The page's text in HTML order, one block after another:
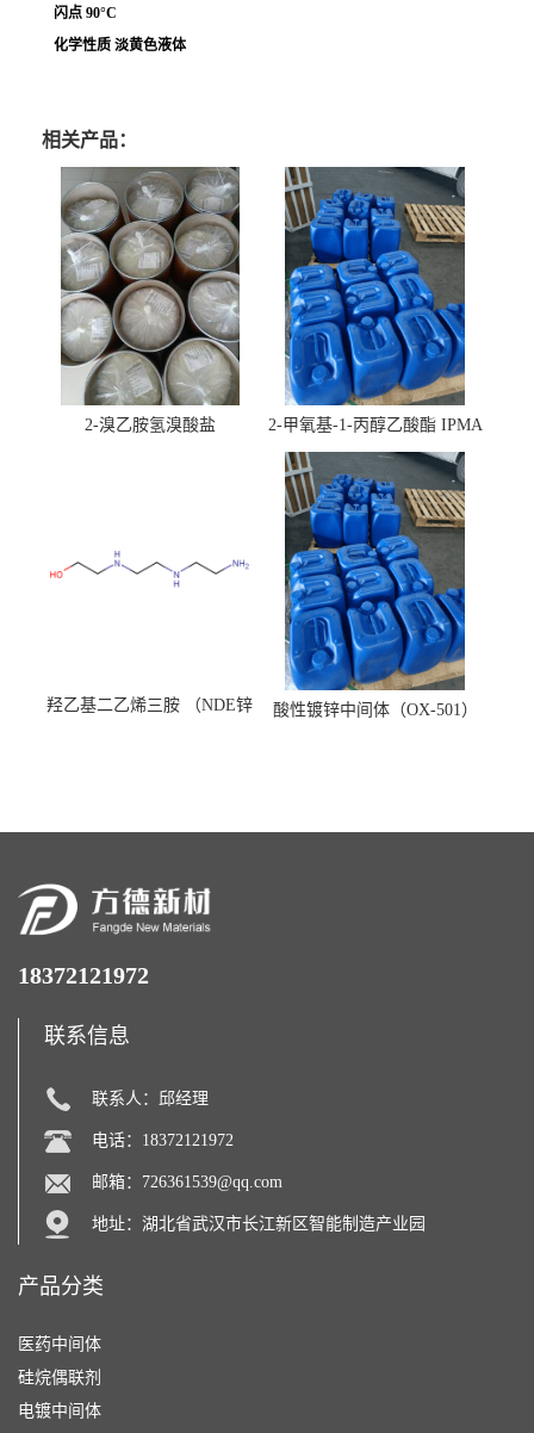
闪点 90°C
化学性质 淡黄色液体
相关产品：
2-溴乙胺氢溴酸盐 2-甲氧基-1-丙醇乙酸酯 IPMA
羟乙基二乙烯三胺 （NDE锌
酸性镀锌中间体（OX-501）
18372121972
联系信息
联系人：邱经理
电话：18372121972
邮箱： 726361539@qq.com
地址：湖北省武汉市长江新区智能制造产业园
产品分类
医药中间体
硅烷偶联剂
电镀中间体